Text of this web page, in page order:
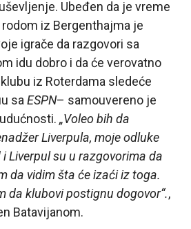
Ubeđen da je vreme
iz Bergenthajma je
igrače da razgovori sa
idu dobro i da će verovatno
iz Roterdama sledeće
sa ESPN– samouvereno je
„Voleo bih da
Liverpula, moje odluke
Liverpul su u razgovorima da
da vidim šta će izaći iz toga.
da klubovi postignu dogovor“.,
Batavijanom.